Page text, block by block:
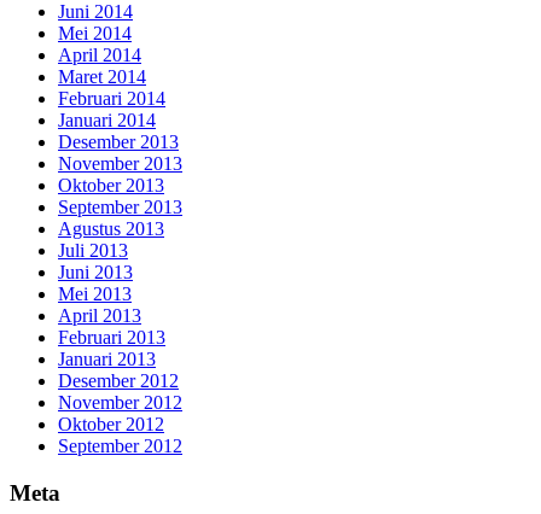
Juni 2014
Mei 2014
April 2014
Maret 2014
Februari 2014
Januari 2014
Desember 2013
November 2013
Oktober 2013
September 2013
Agustus 2013
Juli 2013
Juni 2013
Mei 2013
April 2013
Februari 2013
Januari 2013
Desember 2012
November 2012
Oktober 2012
September 2012
Meta